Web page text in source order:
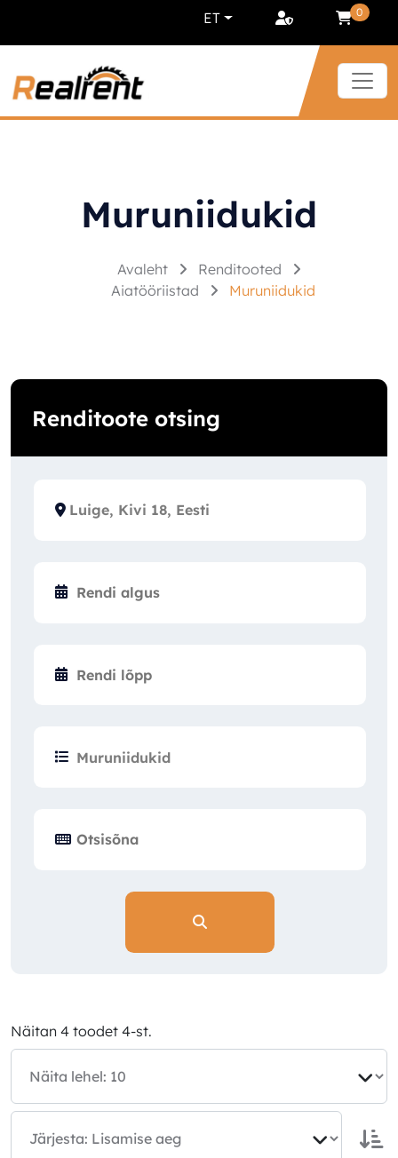
ET 0
Muruniidukid
Avaleht
Renditooted
Aiatööriistad
Muruniidukid
Näitan 4 toodet 4-st.
Renditoote otsing